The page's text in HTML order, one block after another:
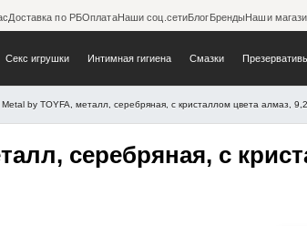
Доставка по РБОплатаНаши соц.сетиБлогБрендыНаши
Секс игрушки Интимная гигиена Смазки
Metal by TOYFA, металл, серебряная, с кристаллом цвета алмаз,
металл,
серебряная, с